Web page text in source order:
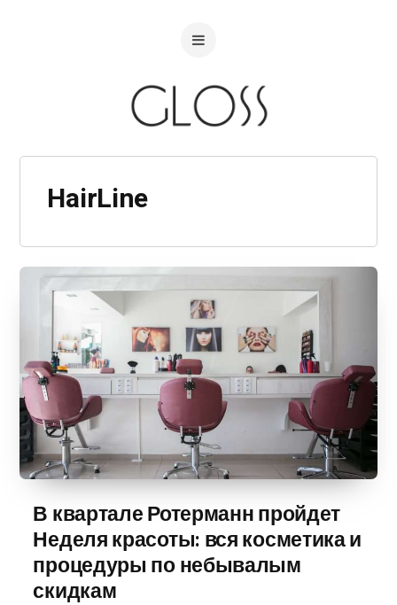
HairLine
В квартале Ротерманн пройдет
Неделя красоты: вся косметика и
процедуры по небывалым
скидкам